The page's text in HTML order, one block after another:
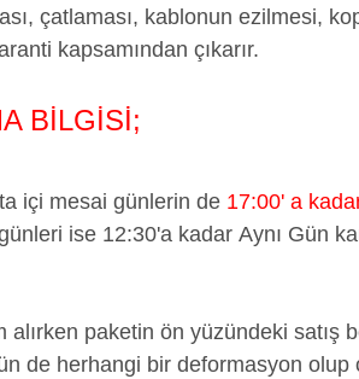
çatlaması, kablonun ezilmesi,
kapsamından çıkarır.
BİLGİSİ;
içi mesai günlerin de 17:00' a
ise 12:30'a kadar Aynı Gün
alırken paketin ön yüzündeki satış
de herhangi bir deformasyon olup